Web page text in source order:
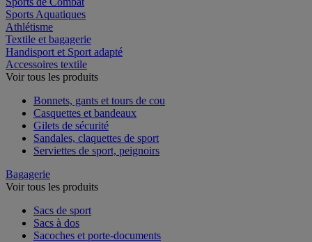
Sports Aquatiques
Athlétisme
Textile et bagagerie
Handisport et Sport adapté
Accessoires textile
Voir tous les produits
Bonnets, gants et tours de cou
Casquettes et bandeaux
Gilets de sécurité
Sandales, claquettes de sport
Serviettes de sport, peignoirs
Bagagerie
Voir tous les produits
Sacs de sport
Sacs à dos
Sacoches et porte-documents